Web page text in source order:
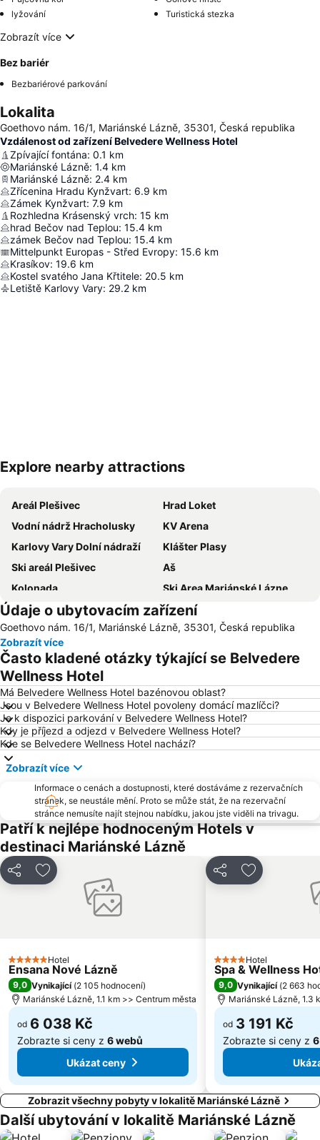
lyžování
Turistická stezka
Zobrazít více
Bez bariér
Bezbariérové parkování
Lokalita
Goethovo nám. 16/1, Mariánské Lázně, 35301, Česká republika
Vzdálenost od zařízení Belvedere Wellness Hotel
Zpívající fontána: 0.1 km
Mariánské Lázně: 1.4 km
Mariánské Lázně: 2.4 km
Zřícenina Hradu Kynžvart: 6.9 km
Zámek Kynžvart: 7.9 km
Rozhledna Krásenský vrch: 15 km
hrad Bečov nad Teplou: 15.4 km
zámek Bečov nad Teplou: 15.4 km
Mittelpunkt Europas - Střed Evropy: 15.6 km
Krasíkov: 19.6 km
Kostel svatého Jana Křtitele: 20.5 km
Letiště Karlovy Vary: 29.2 km
Explore nearby attractions
Areál Plešivec
Hrad Loket
Vodní nádrž Hracholusky
KV Arena
Karlovy Vary Dolní nádraží
Klášter Plasy
Ski areál Plešivec
Aš
Kolonada
Ski Area Mariánské Lázne
Sibyllenbad
Skiáreal Novako
Promenáda
Jáchymov Střed
Tržní kolonáda
Dostihové závodiště Karlovy Vary
Mlýnská kolonáda
Aquaforum
Sklárna Moser
Lázně I
Horské středisko Pam
Vřídelní kolonáda
Krajka – Kraslice
Švýcarská Bouda – Abertamy
Kurpark
Cristal Palace
Chebský hrad
Letiště Karlovy Vary
Golf Resort Karlovy Vary
Jan Becher Muzeum - Becherovka
Státní zámek Manětín
Kladrubský klášter
Heiterer Blick
Sadová kolonáda
Ostroh
Saporo – Kraslice
Údaje o ubytovacím zařízení
Goethovo nám. 16/1, Mariánské Lázně, 35301, Česká republika
Zobrazít více
Často kladené otázky týkající se Belvedere
Wellness Hotel
Má Belvedere Wellness Hotel bazénovou oblast?
Jsou v Belvedere Wellness Hotel povoleny domácí mazlíčci?
Je k dispozici parkování v Belvedere Wellness Hotel?
Kdy je příjezd a odjezd v Belvedere Wellness Hotel?
Kde se Belvedere Wellness Hotel nachází?
Zobrazít více
Informace o cenách a dostupnosti, které dostáváme z rezervačních
stránek, se neustále mění. Proto se může stát, že na rezervační
stránce nemusíte najít stejnou nabídku, jakou jste viděli na trivagu.
Patří k nejlépe hodnoceným Hotels v
destinaci Mariánské Lázně
Sdílet Přidat na seznam oblíbených hotelů
5 Počet hvězdiček
Hotel
Ensana Nové Lázně
9,0 Vynikající (2 105 hodnocení)
Mariánské Lázně, 1.1 km >> Centrum města
od 6 038 Kč
Zobrazte si ceny z 6 webů
Ukázat ceny
Sdílet Přidat na
4 Počet hvězdiček
Hotel
Spa & Wellness
9,0 Vynikající (2 663
Mariánské Lázně, 1.3
od 3 191 Kč
Zobrazte si ceny z
Zobrazit všechny pobyty v lokalitě Mariánské Lázně
Další ubytování v lokalitě Mariánské Lázně